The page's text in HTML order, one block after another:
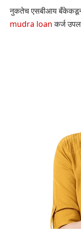
नुकतेच एसबीआय बँकेकडून
mudra loanकर्ज